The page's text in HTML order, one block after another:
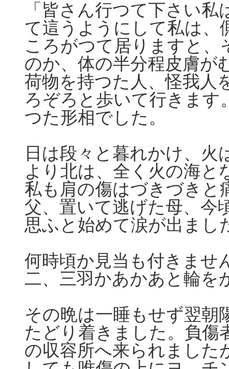
「皆さん行つて下さい
て這うようにして私は、
ころがつて居りますと
のか、体の半分程皮膚が
荷物を持つた人、怪我人
ろぞろと歩いて行きます
つた形相でした。
日は段々と暮れかけ、火
より北は、全く火の海
私も肩の傷はづきづきと
父、置いて逃げた母、今
思ふと始めて涙が出まし
何時頃か見当も付きませ
二、三羽かあかあと輪を
その晩は一睡もせず翌朝
たどり着きました。負傷
の収容所へ来られました